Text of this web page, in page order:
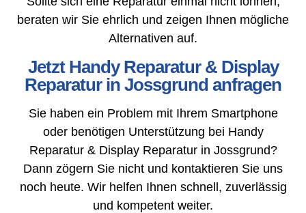
beraten wir Sie ehrlich und zeigen Ihnen mögliche
Alternativen auf.
Jetzt Handy Reparatur & Display
Reparatur in Jossgrund anfragen
Sie haben ein Problem mit Ihrem Smartphone
oder benötigen Unterstützung bei Handy
Reparatur & Display Reparatur in Jossgrund?
Dann zögern Sie nicht und kontaktieren Sie uns
noch heute. Wir helfen Ihnen schnell, zuverlässig
und kompetent weiter.